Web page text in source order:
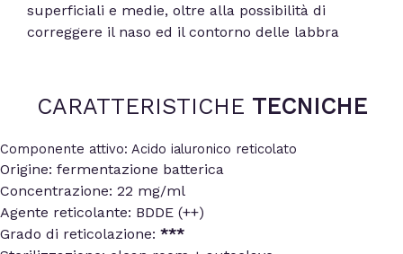
superficiali e medie, oltre alla possibilità di
correggere il naso ed il contorno delle labbra
CARATTERISTICHE TECNICHE
Componente attivo: Acido ialuronico reticolato
Origine: fermentazione batterica
Concentrazione: 22 mg/ml
Agente reticolante: BDDE (++)
Grado di reticolazione: ***